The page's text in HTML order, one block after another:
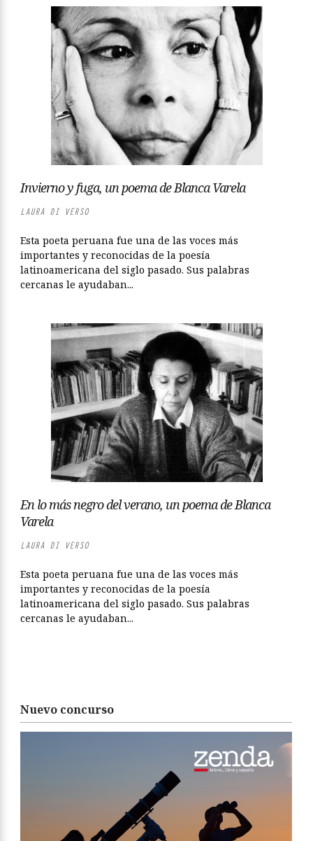
Invierno y fuga, un poema de Blanca Varela
LAURA DI VERSO
Esta poeta peruana fue una de las voces más
importantes y reconocidas de la poesía
latinoamericana del siglo pasado. Sus palabras
cercanas le ayudaban...
En lo más negro del verano, un poema de Blanca
Varela
LAURA DI VERSO
Esta poeta peruana fue una de las voces más
importantes y reconocidas de la poesía
latinoamericana del siglo pasado. Sus palabras
cercanas le ayudaban...
Nuevo concurso